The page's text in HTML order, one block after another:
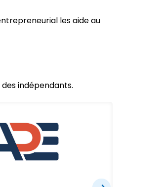
les aide au
indépendants.